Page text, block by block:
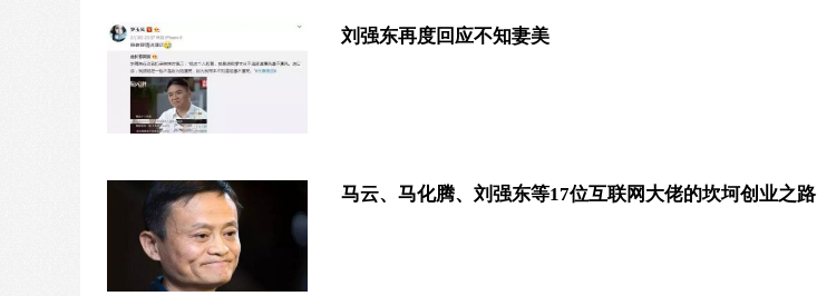
刘强东再度回应不知妻美
马云、马化腾、刘强东等17位互联网大佬的坎坷创业之路